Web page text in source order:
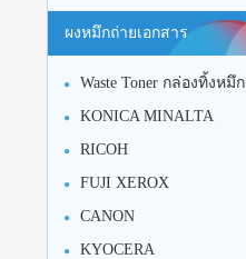
ผงหมึกถ่ายเอกสาร
Waste Toner กล่องทิ้งหมึก
KONICA MINALTA
RICOH
FUJI XEROX
CANON
KYOCERA